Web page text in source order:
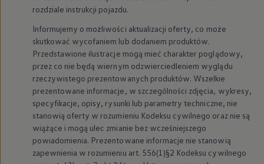
Olej silnikowy i płyny eksploatacyjne
Koła i opony
Pomoc w razie wypadku i awarii
Serwis i części na raty
Pakiet przeglądów dla Twojego Volkswagena
Badanie satysfakcji klienta – oceń nasz serwis
Ubezpieczenie opon
Akcesoria
Sklep online akcesoriów
Koła zimowe
Personalizacja
Urządzenia ładujące
Ochrona i pielęgnacja
Akcesoria do poszczególnych modeli
Rozwiązania transportowe i bagażowe
rozdziale instrukcji pojazdu.
Informujemy o możliwości aktualizacji oferty, co może
skutkować wycofaniem lub dodaniem produktów.
Przedstawione ilustracje mogą mieć charakter poglądowy,
przez co nie będą wiernym odzwierciedleniem wyglądu
rzeczywistego prezentowanych produktów. Wszelkie
prezentowane informacje, w szczególności zdjęcia, wykresy,
specyfikacje, opisy, rysunki lub parametry techniczne, nie
stanowią oferty w rozumieniu Kodeksu cywilnego oraz nie są
wiążące i mogą ulec zmianie bez wcześniejszego
powiadomienia. Prezentowane informacje nie stanowią
zapewnienia w rozumieniu art. 556(1)§2 Kodeksu cywilnego